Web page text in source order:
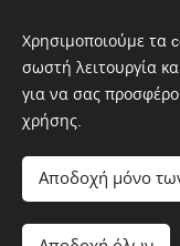
https://
einai-oi-
Χρησιμοποιούμε τα
σωστή λειτουργία
για να σας
χρήσης.
Αποδοχή μόνο